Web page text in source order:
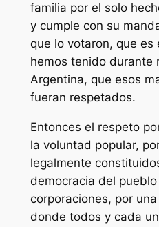
familia por el solo
y cumple con su
que lo votaron, que es
hemos tenido durante
Argentina, que esos
fueran respetados.
Entonces el respeto
la voluntad popular,
legalmente
democracia del
corporaciones, por
donde todos y cada